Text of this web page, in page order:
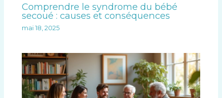
Comprendre le syndrome du bébé
secoué : causes et conséquences
mai 18, 2025